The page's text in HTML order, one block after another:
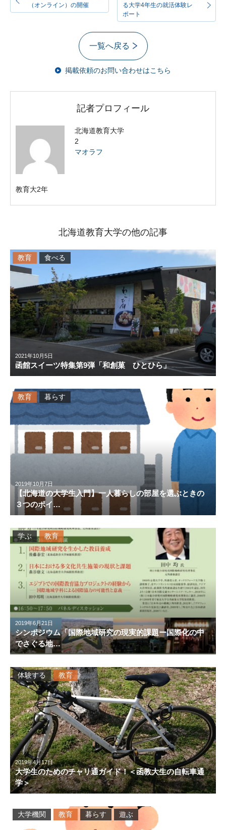
（オンライン）の開催
る大学4年生の就活体験レ
ポート
一覧へ戻る
掲載依頼のお問い合わせはこちら
記者プロフィール
北海道教育大学
2
マオラフ
教育大2年
北海道教育大学の他の記事
2021年10月5日
函館スイーツ特集第9弾「和創菓 ひとひら」
教育 食べる
2019年10月7日
【北海道の大学生入門】一人暮らしの部屋を選ぶときの
３つのポイ…
教育 暮らす
2019年6月21日
シンポジウム「国際地域研究の現実的課題ー国際化の中
でさぐる地…
学ぶ 教育
2019年4月17日
大学生のためのチャリ通ガイド！＜函教大生の自転車通
学＞
体験する 教育
大学機関 教育 暮らす 遊ぶ